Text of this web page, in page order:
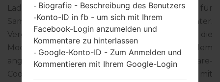
Laden Sie das neueste Firmware-Update für
Samsung Galaxy Note 20 Ultra 5G herunter.
Vergessen Sie jedoch nicht zu überprüfen, ob die
Modellnummer Ihres Smartphones dem
angegebenen SM-N986B entspricht. Der Firmware-
Code TMH ist für HUNGARY. Das Produkt wird mit
- Biografie - Beschreibung des Benutzers
-Konto-ID in fb - um sich mit Ihrem
Facebook-Login anzumelden und
Kommentare zu hinterlassen
- Google-Konto-ID - Zum Anmelden und
Kommentieren mit Ihrem Google-Login